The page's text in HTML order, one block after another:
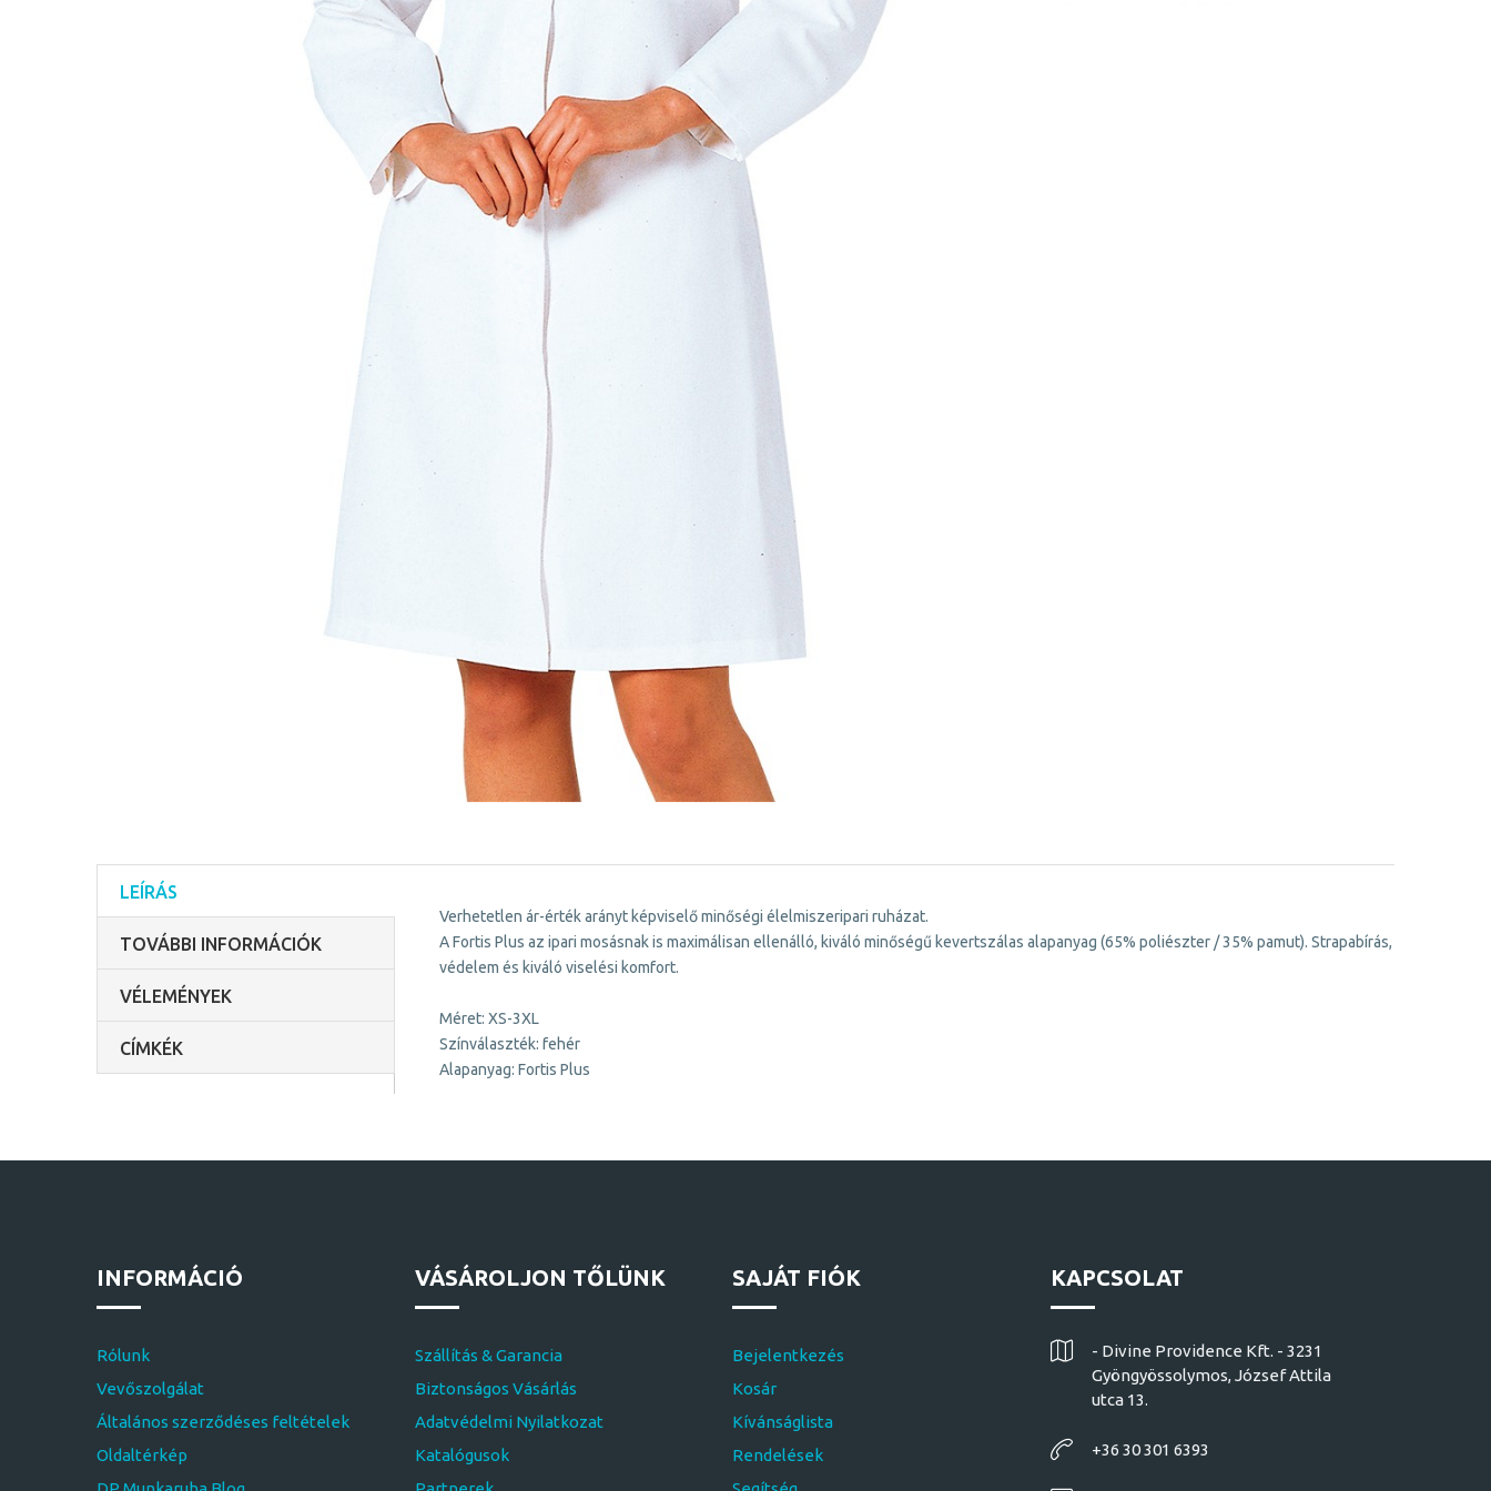
LEÍRÁS
TOVÁBBI INFORMÁCIÓK
VÉLEMÉNYEK
CÍMKÉK
Verhetetlen ár-érték arányt képviselő minőségi élelmiszeripari ruházat.
A Fortis Plus az ipari mosásnak is maximálisan ellenálló, kiváló minőségű kevertszálas alapanyag (65% poliészter / 35% pamut). Strapabírás,
védelem és kiváló viselési komfort.
Méret: XS-3XL
Színválaszték: fehér
Alapanyag: Fortis Plus
INFORMÁCIÓ
Rólunk
Vevőszolgálat
Általános szerződéses feltételek
Oldaltérkép
VÁSÁROLJON TŐLÜNK
Szállítás & Garancia
Biztonságos Vásárlás
Adatvédelmi Nyilatkozat
Katalógusok
SAJÁT FIÓK
Bejelentkezés
Kosár
Kívánságlista
Rendelések
KAPCSOLAT
- Divine Providence Kft. - 3231
Gyöngyössolymos, József Attila
utca 13.
+36 30 301 6393